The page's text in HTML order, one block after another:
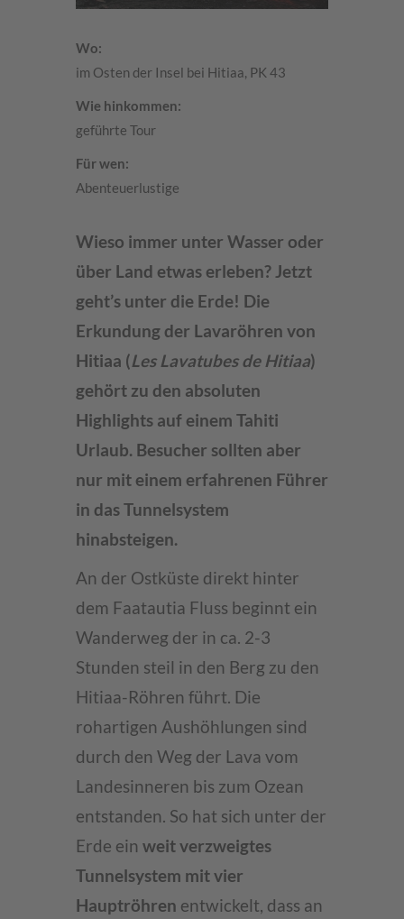
Wo:
im Osten der Insel bei Hitiaa, PK 43
Wie hinkommen:
geführte Tour
Für wen:
Abenteuerlustige
Wieso immer unter Wasser oder
über Land etwas erleben? Jetzt
geht’s unter die Erde! Die
Erkundung der Lavaröhren von
Hitiaa (Les Lavatubes de Hitiaa)
gehört zu den absoluten
Highlights auf einem Tahiti
Urlaub. Besucher sollten aber
nur mit einem erfahrenen Führer
in das Tunnelsystem
hinabsteigen.
An der Ostküste direkt hinter
dem Faatautia Fluss beginnt ein
Wanderweg der in ca. 2-3
Stunden steil in den Berg zu den
Hitiaa-Röhren führt. Die
rohartigen Aushöhlungen sind
durch den Weg der Lava vom
Landesinneren bis zum Ozean
entstanden. So hat sich unter der
Erde ein weit verzweigtes
Tunnelsystem mit vier
Hauptröhren entwickelt, dass an